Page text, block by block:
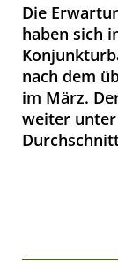
Die
haben sich
nach dem
im März.
weiter